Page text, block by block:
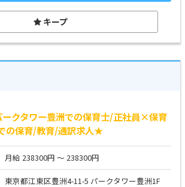
キープ
ークタワー豊洲での保育士/正社員×保育
の保育/教育/通訳求人★
月給 238300円 ～ 238300円
東京都江東区豊洲4-11-5 パークタワー豊洲1F